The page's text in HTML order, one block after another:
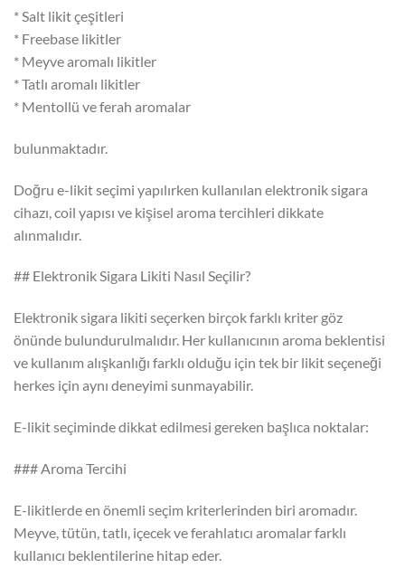
* Salt likit çeşitleri
* Freebase likitler
* Meyve aromalı likitler
* Tatlı aromalı likitler
* Mentollü ve ferah aromalar
bulunmaktadır.
Doğru e-likit seçimi yapılırken kullanılan elektronik sigara
cihazı, coil yapısı ve kişisel aroma tercihleri dikkate
alınmalıdır.
## Elektronik Sigara Likiti Nasıl Seçilir?
Elektronik sigara likiti seçerken birçok farklı kriter göz
önünde bulundurulmalıdır. Her kullanıcının aroma beklentisi
ve kullanım alışkanlığı farklı olduğu için tek bir likit seçeneği
herkes için aynı deneyimi sunmayabilir.
E-likit seçiminde dikkat edilmesi gereken başlıca noktalar:
### Aroma Tercihi
E-likitlerde en önemli seçim kriterlerinden biri aromadır.
Meyve, tütün, tatlı, içecek ve ferahlatıcı aromalar farklı
kullanıcı beklentilerine hitap eder.